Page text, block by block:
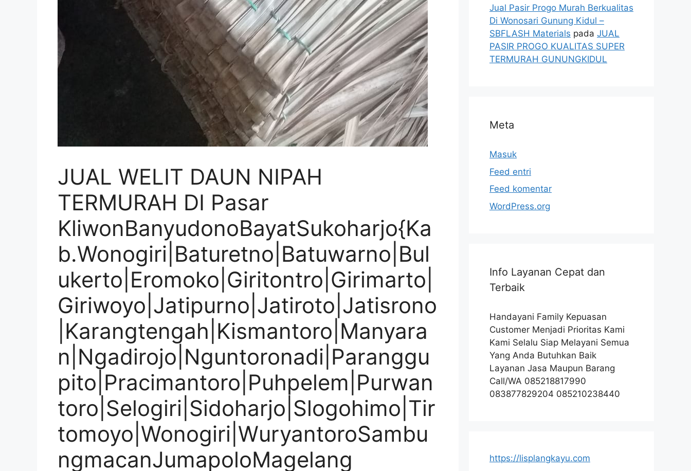
JUAL WELIT DAUN NIPAH
TERMURAH DI Pasar
KliwonBanyudonoBayatSukoharjo{Ka
b.Wonogiri|Baturetno|Batuwarno|Bul
ukerto|Eromoko|Giritontro|Girimarto|
Giriwoyo|Jatipurno|Jatiroto|Jatisrono
|Karangtengah|Kismantoro|Manyara
n|Ngadirojo|Nguntoronadi|Paranggu
pito|Pracimantoro|Puhpelem|Purwan
toro|Selogiri|Sidoharjo|Slogohimo|Tir
tomoyo|Wonogiri|WuryantoroSambu
ngmacanJumapoloMagelang
Jual Pasir Progo Murah Berkualitas
Di Wonosari Gunung Kidul –
SBFLASH Materials pada JUAL
PASIR PROGO KUALITAS SUPER
TERMURAH GUNUNGKIDUL
Meta
Masuk
Feed entri
Feed komentar
WordPress.org
Info Layanan Cepat dan
Terbaik
Handayani Family Kepuasan
Customer Menjadi Prioritas Kami
Kami Selalu Siap Melayani Semua
Yang Anda Butuhkan Baik
Layanan Jasa Maupun Barang
Call/WA 085218817990
083877829204 085210238440
https://lisplangkayu.com